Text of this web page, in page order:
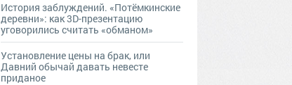
История заблуждений. «Потёмкинские
деревни»: как 3D-презентацию
уговорились считать «обманом»
Установление цены на брак, или
Давний обычай давать невесте
приданое